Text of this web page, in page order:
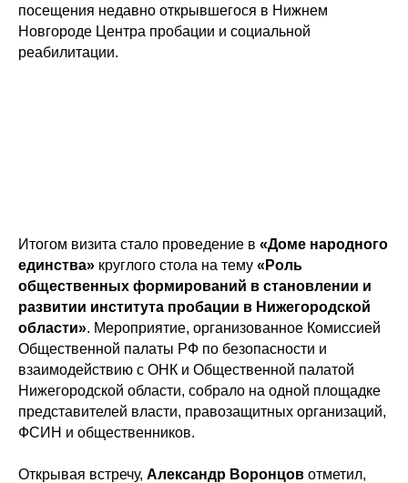
посещения недавно открывшегося в Нижнем
Новгороде Центра пробации и социальной
реабилитации.
Итогом визита стало проведение в «Доме народного
единства» круглого стола на тему «Роль
общественных формирований в становлении и
развитии института пробации в Нижегородской
области». Мероприятие, организованное Комиссией
Общественной палаты РФ по безопасности и
взаимодействию с ОНК и Общественной палатой
Нижегородской области, собрало на одной площадке
представителей власти, правозащитных организаций,
ФСИН и общественников.
Открывая встречу, Александр Воронцов отметил,